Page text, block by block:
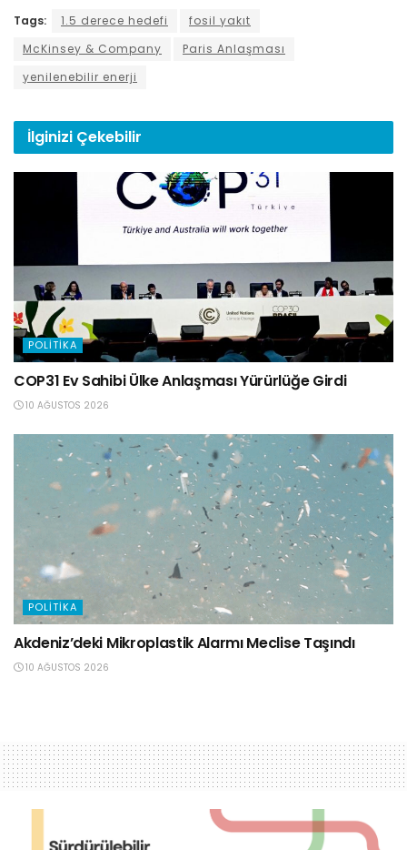
Tags: 1.5 derece hedefi
fosil yakıt
McKinsey & Company
Paris Anlaşması
yenilenebilir enerji
İlginizi Çekebilir
POLITIKA
COP31 Ev Sahibi Ülke Anlaşması Yürürlüğe Girdi
10 AĞUSTOS 2026
POLITIKA
Akdeniz’deki Mikroplastik Alarmı Meclise Taşındı
10 AĞUSTOS 2026